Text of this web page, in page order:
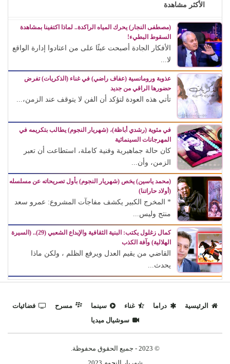
الأكثر مشاهدة
(مصطفى النجار) يحرك المياه الراكدة.. لماذا اكتفينا بمشاهدة
السقوط البطيء!
الأفكار الجادة أصبحت عبئًا على من اعتادوا إدارة الواقع
لا...
عذوبة ورومانسية (عفاف راضي) في غناء (الذكريات) تفرض
حضورها الراقي من جديد
تأتي هذه العودة لتؤكد أن الفن لا يتوقف عند الزمن،...
في مئوية (رشدي أباظة)، (شهريار النجوم) يطالب بتكريمه في
المهرجانات السينمائية
كان حالة جماهيرية وفنية كاملة، استطاعت أن تعبر
الزمن، وأن...
(محمد ياسين) يخص (شهريار النجوم) بأول تصريحاته عن مسلسله
(أولاد حاراتنا)
* المخرج الكبير يكشف مفاجآت المشروع: عمرو سعد
منتج وليس...
كمال زغلول يكتب: البنية الثقافية والإبداع الشعبي (29).. (السيرة
الهلالية) وآفة الكذب
القاضي من يقيم العدل ويرفع الظلم ، ولكن ماذا
يحدث...
الرئيسية دراما غناء سينما مسرح
فضائيات
سوشيال ميديا
© 2023 - جميع الحقوق محفوظة.